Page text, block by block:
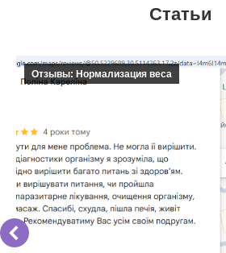
Статьи
Отзывы: Нормализация веса